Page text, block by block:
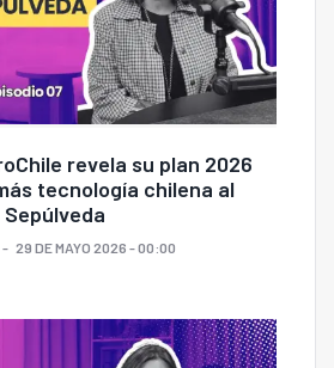
revela su plan 2026
tecnología chilena al
29 DE MAYO 2026 - 00:00